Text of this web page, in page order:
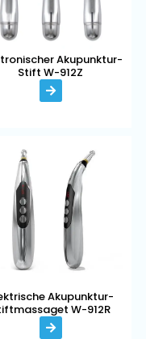
Akupunktur-
Stift W-912Z
Akupunktur-
W-912R